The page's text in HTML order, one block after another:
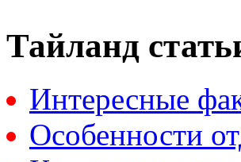
Тайланд
Интересные
Особенности